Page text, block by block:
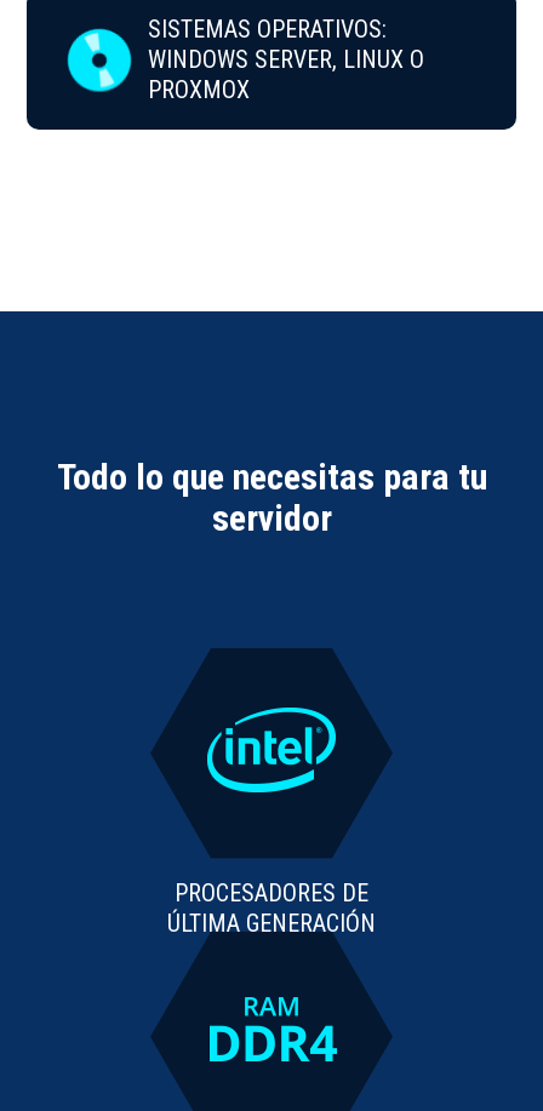
SISTEMAS OPERATIVOS:
WINDOWS SERVER, LINUX O
PROXMOX
Todo lo que necesitas para tu
servidor
PROCESADORES DE
ÚLTIMA GENERACIÓN